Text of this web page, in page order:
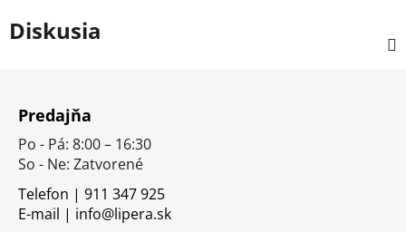
Diskusia
Predajňa
Po - Pá: 8:00 – 16:30
So - Ne: Zatvorené
Telefon | 911 347 925
E-mail | info@lipera.sk